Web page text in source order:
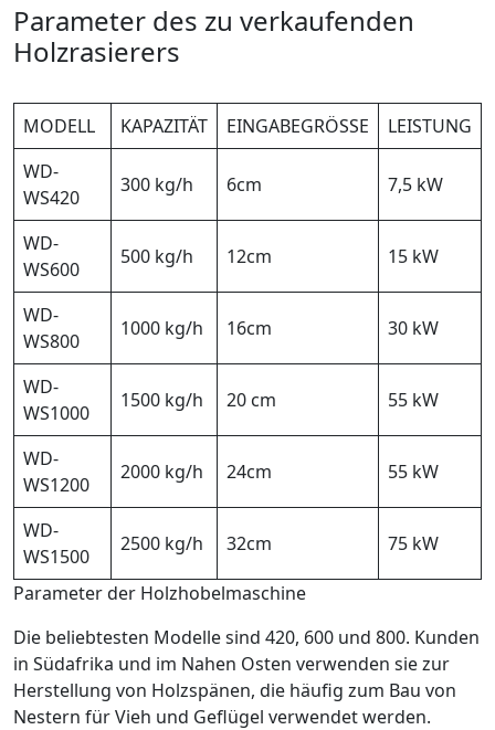
Parameter des zu verkaufenden
Holzrasierers
MODELL KAPAZITÄT EINGABEGRÖSSE
LEISTUNG
WD-
WS420
300 kg/h 6cm 7,5 kW
WD-
WS600
500 kg/h 12cm 15 kW
WD-
WS800
1000 kg/h 16cm 30 kW
WD-
WS1000
1500 kg/h 20 cm 55 kW
WD-
WS1200
2000 kg/h 24cm 55 kW
WD-
WS1500
2500 kg/h 32cm 75 kW
Parameter der Holzhobelmaschine
Die beliebtesten Modelle sind 420, 600 und 800. Kunden
in Südafrika und im Nahen Osten verwenden sie zur
Herstellung von Holzspänen, die häufig zum Bau von
Nestern für Vieh und Geflügel verwendet werden.